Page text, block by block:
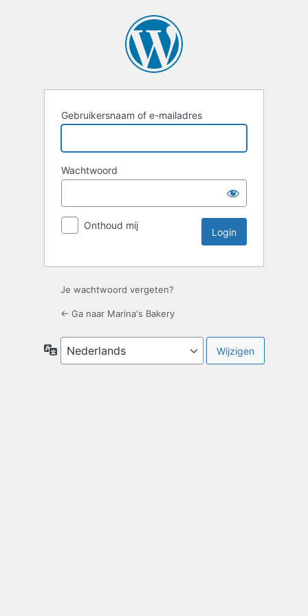
Gebruikersnaam of e-mailadres
Wachtwoord
Onthoud mij
Je wachtwoord vergeten?
← Ga naar Marina's Bakery
Taal